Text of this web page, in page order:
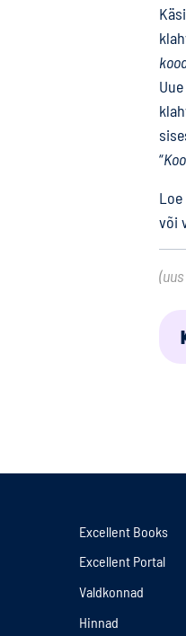
“
või
Excellent Books
Excellent Portal
Valdkonnad
Hinnad